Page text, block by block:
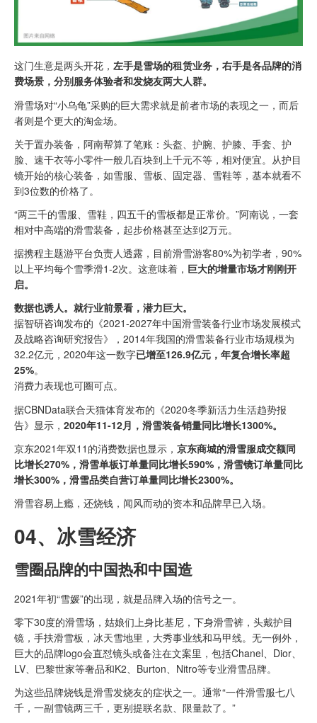
这门生意是两头开花， 左手是雪场的租赁业务，右手是各品牌的消
费场景，分别服务体验者和发烧友两大人群。
滑雪场对“小乌龟”采购的巨大需求就是前者市场的表现之一，而后
者则是个更大的淘金场。
关于置办装备，阿南帮算了笔账：头盔、护腕、护膝、手套、护
脸、速干衣等小零件一般几百块到上千元不等，相对便宜。从护目
镜开始的核心装备，如雪服、雪板、固定器、雪鞋等，基本就看不
到3位数的价格了。
“两三千的雪服、雪鞋，四五千的雪板都是正常价。”阿南说，一套
相对中高端的滑雪装备，起步价格甚至达到2万元。
据携程主题游平台负责人透露，目前滑雪游客80%为初学者，90%
以上平均每个雪季滑1-2次。这意味着， 巨大的增量市场才刚刚开
启。
数据也诱人。就行业前景看，潜力巨大。
据智研咨询发布的《2021-2027年中国滑雪装备行业市场发展模式
及战略咨询研究报告》，2014年我国的滑雪装备行业市场规模为
32.2亿元，2020年这一数字已增至126.9亿元，年复合增长率超
25%。
消费力表现也可圈可点。
据CBNData联合天猫体育发布的《2020冬季新活力生活趋势报
告》显示， 2020年11-12月，滑雪装备销量同比增长1300%。
京东2021年双11的消费数据也显示， 京东商城的滑雪服成交额同
比增长270%，滑雪单板订单量同比增长590%，滑雪镜订单量同比
增长300%，滑雪品类自营订单量同比增长2300%。
滑雪容易上瘾，还烧钱，闻风而动的资本和品牌早已入场。
04、 冰雪经济
雪圈品牌的中国热和中国造
2021年初“雪媛”的出现，就是品牌入场的信号之一。
零下30度的滑雪场，姑娘们上身比基尼，下身滑雪裤，头戴护目
镜，手扶滑雪板，冰天雪地里，大秀事业线和马甲线。无一例外，
巨大的品牌logo会直怼镜头或备注在文案里，包括Chanel、Dior、
LV、巴黎世家等奢品和K2、Burton、Nitro等专业滑雪品牌。
为这些品牌烧钱是滑雪发烧友的症状之一。通常“一件滑雪服七八
千，一副雪镜两三千，更别提联名款、限量款了。”